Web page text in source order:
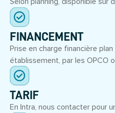
FINANCEMENT
Prise en charge financière
établissement, par les OPCO
TARIF
En Intra, nous contacter pour